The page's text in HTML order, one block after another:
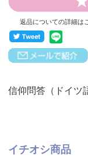
返品についての詳細は
信仰問答（ドイツ
イチオシ商品